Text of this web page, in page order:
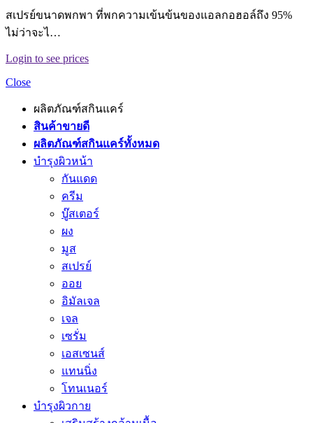
สเปรย์ขนาดพกพา ที่พกความเข้นข้นของแอลกอฮอล์ถึง 95%
ไม่ว่าจะไ…
Login to see prices
Close
ผลิตภัณฑ์สกินแคร์
สินค้าขายดี
ผลิตภัณฑ์สกินแคร์ทั้งหมด
บำรุงผิวหน้า
กันแดด
ครีม
บู๊สเตอร์
ผง
มูส
สเปรย์
ออย
อิมัลเจล
เจล
เซรั่ม
เอสเซนส์
แทนนิ่ง
โทนเนอร์
บำรุงผิวกาย